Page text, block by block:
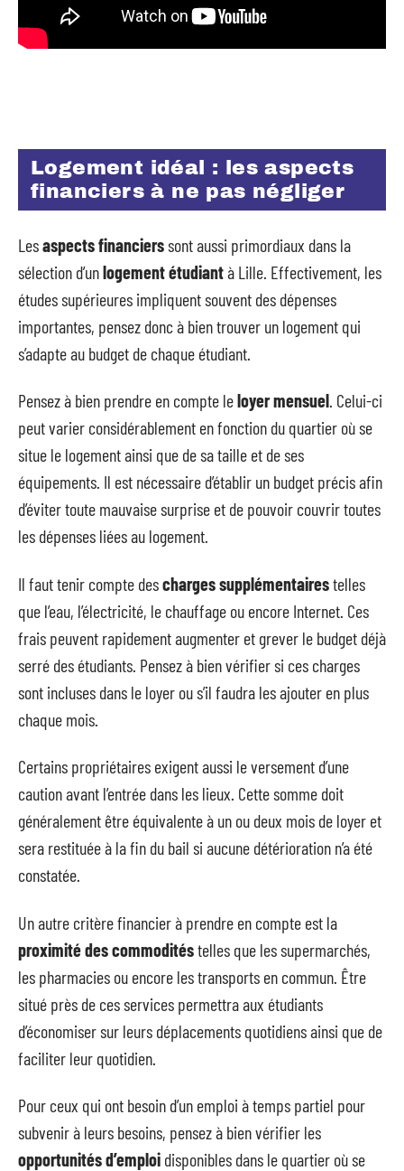
Logement idéal : les aspects
financiers à ne pas négliger
Lesaspects financierssont aussi primordiaux dans la
sélection d’unlogement étudiantà Lille. Effectivement, les
études supérieures impliquent souvent des dépenses
importantes, pensez donc à bien trouver un logement qui
s’adapte au budget de chaque étudiant.
Pensez à bien prendre en compte leloyer mensuel. Celui-ci
peut varier considérablement en fonction du quartier où se
situe le logement ainsi que de sa taille et de ses
équipements. Il est nécessaire d’établir un budget précis afin
d’éviter toute mauvaise surprise et de pouvoir couvrir toutes
les dépenses liées au logement.
Il faut tenir compte descharges supplémentairestelles
que l’eau, l’électricité, le chauffage ou encore Internet. Ces
frais peuvent rapidement augmenter et grever le budget déjà
serré des étudiants. Pensez à bien vérifier si ces charges
sont incluses dans le loyer ou s’il faudra les ajouter en plus
chaque mois.
Certains propriétaires exigent aussi le versement d’une
caution avant l’entrée dans les lieux. Cette somme doit
généralement être équivalente à un ou deux mois de loyer et
sera restituée à la fin du bail si aucune détérioration n’a été
constatée.
Un autre critère financier à prendre en compte est la
proximité des commoditéstelles que les supermarchés,
les pharmacies ou encore les transports en commun. Être
situé près de ces services permettra aux étudiants
d’économiser sur leurs déplacements quotidiens ainsi que de
faciliter leur quotidien.
Pour ceux qui ont besoin d’un emploi à temps partiel pour
subvenir à leurs besoins, pensez à bien vérifier les
opportunités d’emploi disponibles dans le quartier où se